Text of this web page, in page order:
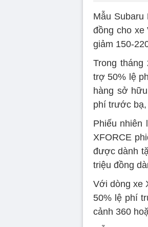
Mẫu
đồng cho xe
giảm 150-
Trong tháng
trợ 50% lệ
hàng sở
phí trước bạ,
Phiếu nhiên
XFORCE
được dành
triệu đồng
Với dòng xe
50% lệ phí
cảnh 360